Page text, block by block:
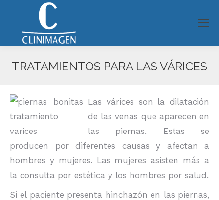
TRATAMIENTOS PARA LAS VÁRICES
Las várices son la dilatación
de las venas que aparecen en
las piernas. Estas se
producen por diferentes causas y afectan a
hombres y mujeres. Las mujeres asisten más a
la consulta por estética y los hombres por salud.
Si el paciente presenta hinchazón en las piernas,